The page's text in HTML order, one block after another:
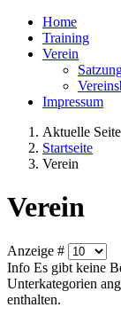
Home
Training
Verein
Impressum
Aktuelle
Startseite
Verein
Verein
Anzeige #
Info Es gibt keine
Unterkategorien
enthalten.